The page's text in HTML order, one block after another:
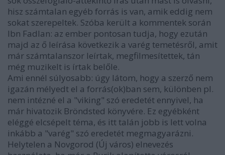
hisz számtalan egyéb forrás is van, amik eddig nem
sokat szerepeltek. Szóba került a kommentek során
Ibn Fadlan: az ember pontosan tudja, hogy ezután
majd az ő leírása következik a varég temetésről, amit
már számtalanszor leírtak, megfilmesítettek, tán
még muzikelt is írtak belőle.
Ami ennél súlyosabb: úgy látom, hogy a szerző nem
igazán mélyedt el a forrás(ok)ban sem, különben pl.
nem intézné el a "viking" szó eredetét ennyivel, ha
már hivatozik Bröndsted könyvére. Ez egyébként
eléggé elcsépelt téma, és itt talán jobb is lett volna
inkább a "varég" szó eredetét megmagyarázni.
Helytelen a Novgorod (Új város) elnevezés